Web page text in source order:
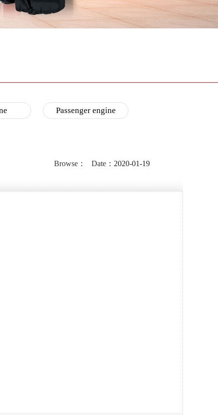
Passenger engine
Browse： Date： 2020-01-19